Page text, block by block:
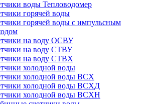
воды Тепловодомер
горячей воды
горячей воды с импульсным
на воду ОСВУ
на воду СТВУ
на воду СТВХ
холодной воды
холодной воды ВСХ
холодной воды ВСХД
холодной воды ВСХН